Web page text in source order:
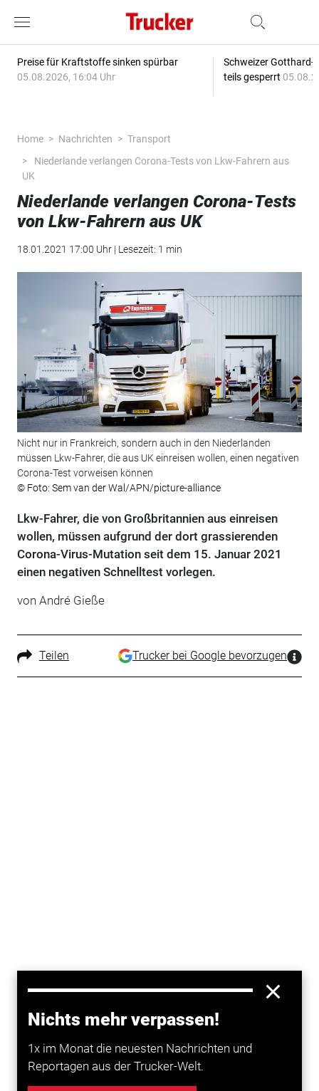
Preise für Kraftstoffe sinken spürbar
05.08.2026, 16:04 Uhr
Schweizer Gotthard-
teils gesperrt
Home Nachrichten
Transport
Niederlande verlangen Corona-Tests von Lkw-Fahrern aus
UK
Niederlande verlangen Corona-Tests
von Lkw-Fahrern aus UK
18.01.2021 17:00 Uhr | Lesezeit: 1 min
Nicht nur in Frankreich, sondern auch in den Niederlanden
müssen Lkw-Fahrer, die aus UK einreisen wollen, einen negativen
Corona-Test vorweisen können
© Foto: Sem van der Wal/APN/picture-alliance
Lkw-Fahrer, die von Großbritannien aus einreisen
wollen, müssen aufgrund der dort grassierenden
Corona-Virus-Mutation seit dem 15. Januar 2021
einen negativen Schnelltest vorlegen.
von André Gieße
Teilen Trucker bei Google bevorzugen
Nichts mehr verpassen!
1x im Monat die neuesten Nachrichten und
Reportagen aus der Trucker-Welt.
einreisen wollen, müssen aufgrund der auf der Insel
grassierenden Virus-Mutation seit dem 15. Januar
2021 einen negativen Corona-Test vorlegen. Darüber